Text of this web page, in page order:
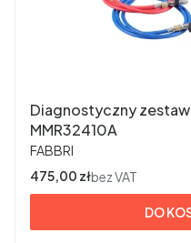
Diagnostyczny
MMR32410A
PRODUCENT
FABBRI
Cena
475,00 złbez VAT
DO